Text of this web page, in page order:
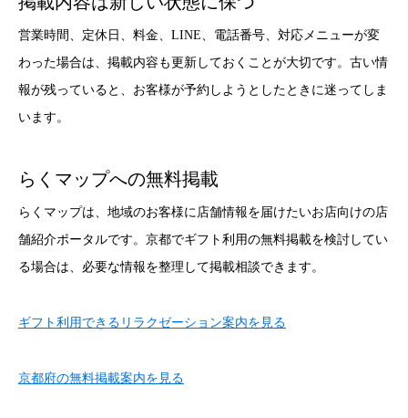
営業時間、定休日、料金、LINE、電話番号、対応メニューが変
わった場合は、掲載内容も更新しておくことが大切です。古い情
報が残っていると、お客様が予約しようとしたときに迷ってしま
います。
らくマップへの無料掲載
らくマップは、地域のお客様に店舗情報を届けたいお店向けの店
舗紹介ポータルです。京都でギフト利用の無料掲載を検討してい
る場合は、必要な情報を整理して掲載相談できます。
ギフト利用できるリラクゼーション案内を見る
京都府の無料掲載案内を見る